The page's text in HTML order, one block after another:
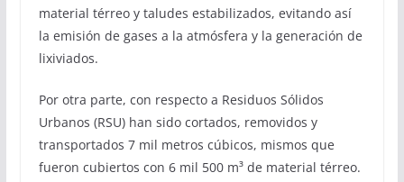
material térreo y taludes estabilizados, evitando así
la emisión de gases a la atmósfera y la generación de
lixiviados.
Por otra parte, con respecto a Residuos Sólidos
Urbanos (RSU) han sido cortados, removidos y
transportados 7 mil metros cúbicos, mismos que
fueron cubiertos con 6 mil 500 m³ de material térreo.